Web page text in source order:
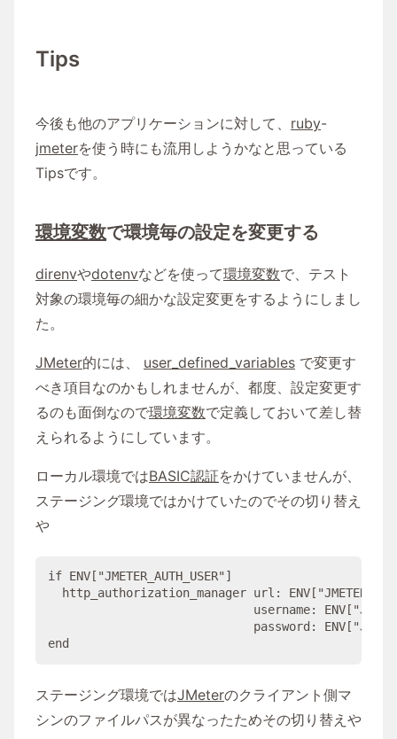
Tips
今後も他のアプリケーションに対して、 ruby-
jmeterを使う時にも流用しようかなと思っている
Tipsです。
環境変数で環境毎の設定を変更する
direnvやdotenvなどを使って環境変数で、テスト
対象の環境毎の細かな設定変更をするようにしまし
た。
JMeter的には、 user_defined_variables で変更す
べき項目なのかもしれませんが、都度、設定変更す
るのも面倒なので環境変数で定義しておいて差し替
えられるようにしています。
ローカル環境ではBASIC認証をかけていませんが、
ステージング環境ではかけていたのでその切り替え
や
if ENV[ "JMETER_AUTH_USER" ]
  http_authorization_manager
url : ENV[ "
username: ENV[ "
password : ENV[ "
end
ステージング環境ではJMeterのクライアント側マ
シンのファイルパスが異なったためその切り替えや